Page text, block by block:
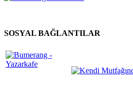
SOSYAL BAĞLANTILAR